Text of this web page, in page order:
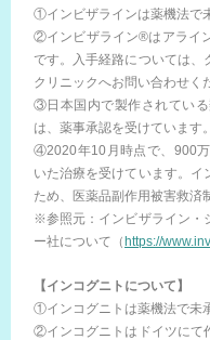
①インビザラインは薬機法で
②インビザライン®はアライ
です。入手経路については、
クリニックへお問い合わせく
③日本国内で製作されてい
は、薬事承認を受けています。
④2020年10月時点で、900
いた治療を受けています。
ため、医薬品副作用被害救済
※参照元：インビザライン・
ー社について（https://
【インコグニトについて】
①インコグニトは薬機法で未
②インコグニトはドイツにて